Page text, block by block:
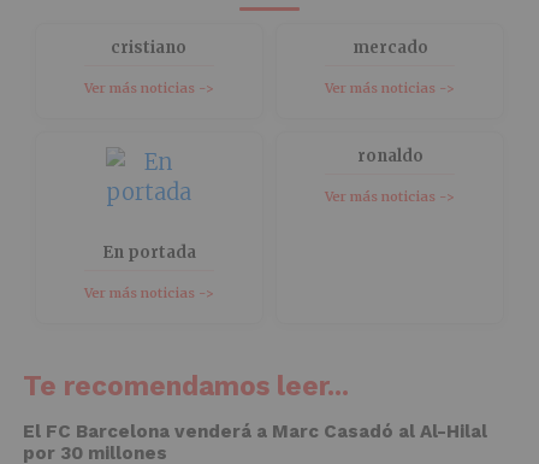
cristiano
Ver más noticias ->
mercado
Ver más noticias ->
En portada
Ver más noticias ->
ronaldo
Ver más noticias ->
Te recomendamos leer...
El FC Barcelona venderá a Marc Casadó al Al-Hilal
por 30 millones